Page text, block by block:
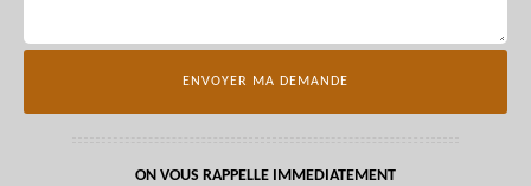
ON VOUS RAPPELLE IMMEDIATEMENT